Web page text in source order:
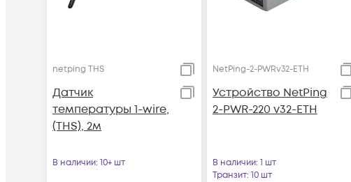
netping THS
Датчик
температуры 1-wire,
(THS), 2м
В наличии: 10+ шт
NetPing-2-PWRv32-ETH
Устройство NetPing
2-PWR-220 v32-ETH
В наличии: 1 шт
Транзит: 10 шт